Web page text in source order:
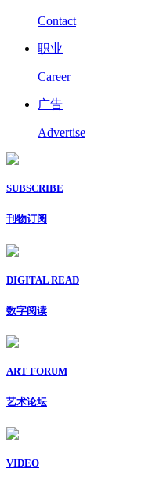
Contact
职业
Career
广告
Advertise
SUBSCRIBE
刊物订阅
DIGITAL READ
数字阅读
ART FORUM
艺术论坛
VIDEO